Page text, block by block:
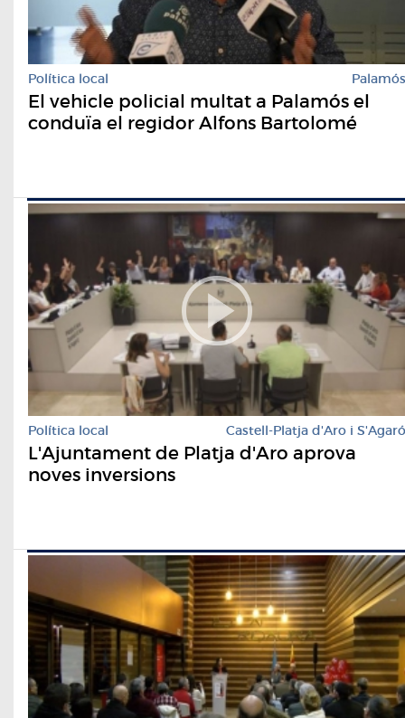
Política local Palamós
El vehicle policial multat a Palamós el
conduïa el regidor Alfons Bartolomé
Política local Castell-Platja d'Aro i S'Agaró
L'Ajuntament de Platja d'Aro aprova
noves inversions